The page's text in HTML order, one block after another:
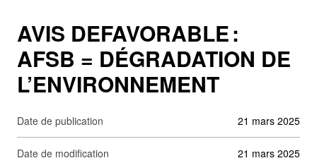
AVIS DEFAVORABLE :
AFSB = DÉGRADATION DE
L’ENVIRONNEMENT
Date de publication 21 mars 2025
Date de modification 21 mars 2025